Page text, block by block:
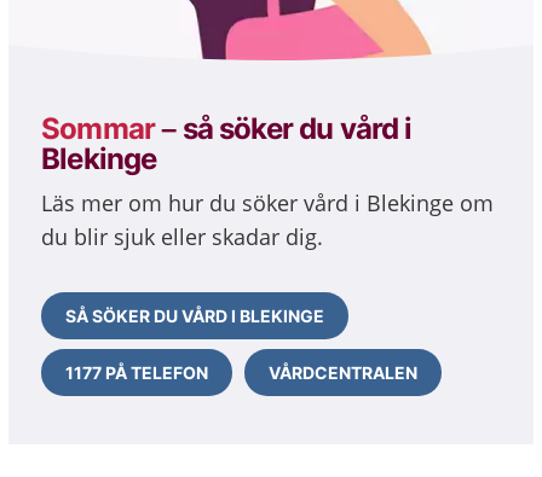
Sommar– så söker du vård i
Blekinge
Läs mer om hur du söker vård i Blekinge om
du blir sjuk eller skadar dig.
SÅ SÖKER DU VÅRD I BLEKINGE
1177 PÅ TELEFON VÅRDCENTRALEN